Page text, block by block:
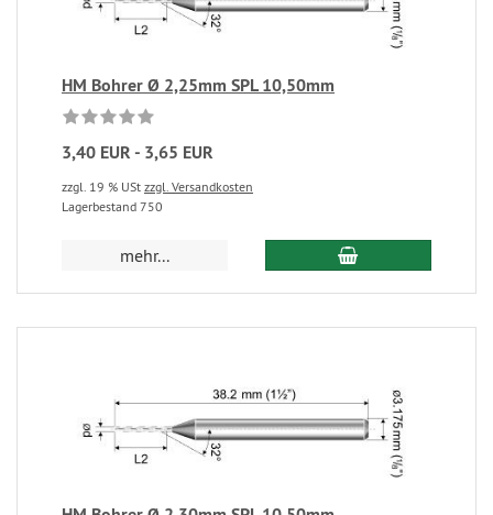
HM Bohrer Ø 2,25mm SPL 10,50mm
3,40 EUR - 3,65 EUR
zzgl. 19 % USt zzgl. Versandkosten
Lagerbestand 750
mehr...